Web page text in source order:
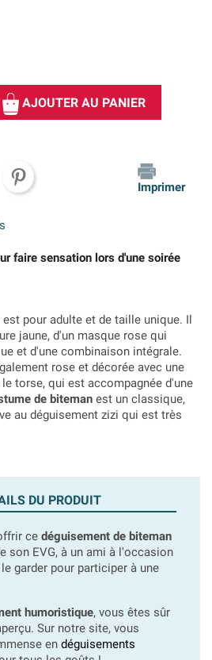
AJOUTER AU PANIER
Imprimer
faire sensation lors d'une soirée
est pour adulte et de taille unique. Il
jaune, d'un masque rose qui
et d'une combinaison intégrale.
rose et décorée avec une
torse, qui est accompagnée d'une
de biteman est un classique,
au déguisement zizi qui est très
DU PRODUIT
ce déguisement de biteman
son EVG, à un ami à l'occasion
garder pour participer à une
humoristique, vous êtes sûr
Sur notre site, vous
en déguisements